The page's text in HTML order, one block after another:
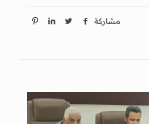
مشاركة